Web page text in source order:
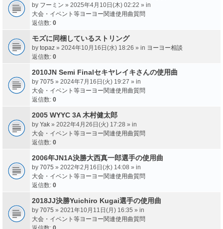
by フーミン » 2025年4月10日(木) 02:22 » in
大会・イベント等ヨーヨー関連使用曲質問
返信数: 0
モズに同梱しているストリング
by topaz » 2024年10月16日(水) 18:26 » in ヨーヨー相談
返信数: 0
2010JN Semi Finalセキヤレイキさんの使用曲
by 7075 » 2024年7月16日(火) 19:27 » in
大会・イベント等ヨーヨー関連使用曲質問
返信数: 0
2005 WYYC 3A 木村健太郎
by Yak » 2022年4月26日(火) 17:28 » in
大会・イベント等ヨーヨー関連使用曲質問
返信数: 0
2006年JN1A決勝大西真一郎選手の使用曲
by 7075 » 2022年2月16日(水) 14:08 » in
大会・イベント等ヨーヨー関連使用曲質問
返信数: 0
2018JJ決勝Yuichiro Kugai選手の使用曲
by 7075 » 2021年10月11日(月) 16:35 » in
大会・イベント等ヨーヨー関連使用曲質問